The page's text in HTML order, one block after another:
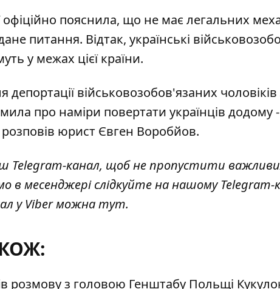
офіційно пояснила, що не має легальних
питання. Відтак, українські
у межах цієї країни.
депортації військовозобов'язаних
про наміри повертати українців додому
розповів юрист Євген Воробйов.
Telegram-канал, щоб не пропустити
в месенджері слідкуйте на нашому Telegram-
у Viber можнатут.
розмову з головою Генштабу Польщі